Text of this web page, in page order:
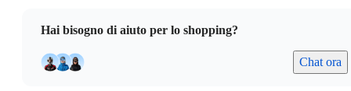
Hai bisogno di aiuto per lo shopping?
Chat ora